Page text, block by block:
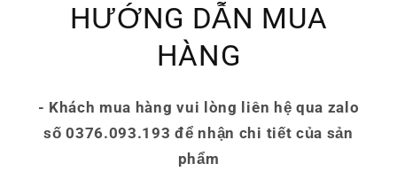
HƯỚNG DẪN MUA
HÀNG
- Khách mua hàng vui lòng liên hệ qua zalo
số 0376.093.193 để nhận chi tiết của sản
phẩm